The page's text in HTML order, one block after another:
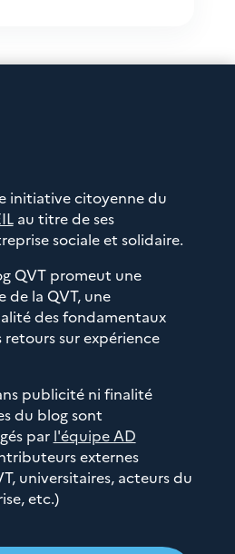
initiative citoyenne du
au titre de ses
sociale et solidaire.
QVT promeut une
de la QVT, une
des fondamentaux
sur expérience
publicité ni finalité
du blog sont
par l'équipe AD
externes
universitaires, acteurs du
etc.)